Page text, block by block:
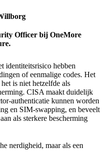
Officer bij OneMore
identiteitsrisico hebben
of eenmalige codes. Het
is niet hetzelfde als
CISA maakt duidelijk
authenticatie kunnen worden
en SIM-swapping, en beveelt
als sterkere bescherming
nerdigheid, maar als een